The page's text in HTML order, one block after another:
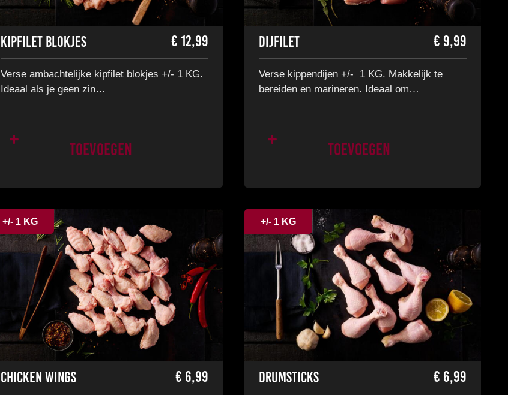
Kipfilet blokjes € 12,99
Verse ambachtelijke kipfilet blokjes +/- 1 KG.
Ideaal als je geen zin…
Toevoegen
Dijfilet € 9,99
Verse kippendijen +/- 1 KG. Makkelijk te
bereiden en marineren. Ideaal om…
Toevoegen
+/- 1 KG
Chicken wings € 6,99
+/- 1 KG
Drumsticks € 6,99